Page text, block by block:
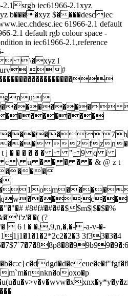
2.1srgb iec61966-2.1xyz
b����xyz $����desciec
61966-2.1 default
2.1 default rgb colour space -
in iec61966-2.1,reference
\�xyz l
curv #

 ' = t j � � � � � � " 9 q i
u � � � � � & @ z t
#8#f#�#�#�$$m$|$�$�%
(?
 6 i � �,,9,n,�,�- -a-v-�-
3f33�3�4
oxo�p